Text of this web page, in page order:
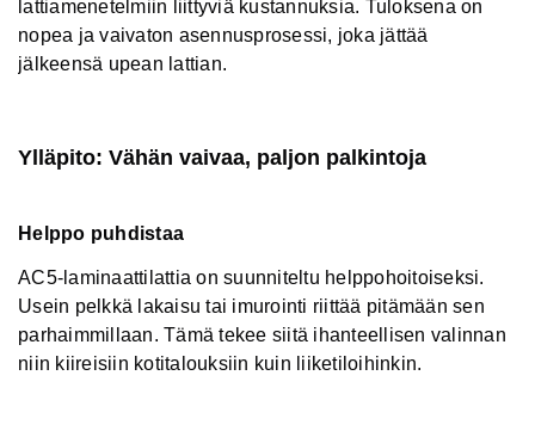
lattiamenetelmiin liittyviä kustannuksia. Tuloksena on
nopea ja vaivaton asennusprosessi, joka jättää
jälkeensä upean lattian.
Ylläpito: Vähän vaivaa, paljon palkintoja
Helppo puhdistaa
AC5-laminaattilattia on suunniteltu helppohoitoiseksi.
Usein pelkkä lakaisu tai imurointi riittää pitämään sen
parhaimmillaan. Tämä tekee siitä ihanteellisen valinnan
niin kiireisiin kotitalouksiin kuin liiketiloihinkin.